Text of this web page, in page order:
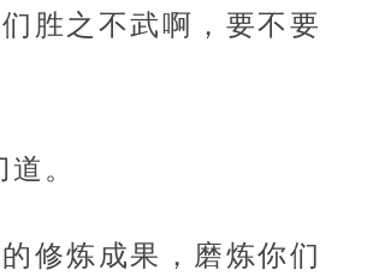
胜之不武啊，要不要
。
修炼成果，磨炼你们